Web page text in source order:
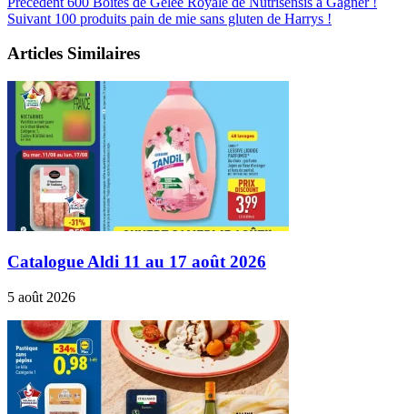
Suivant 100 produits pain de mie sans gluten de Harrys !
Articles Similaires
Catalogue Aldi 11 au 17 août 2026
5 août 2026